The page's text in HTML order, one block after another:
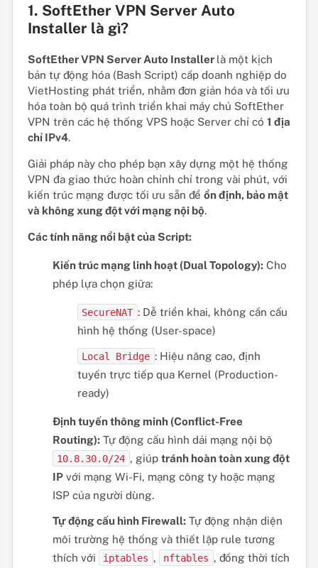
1. SoftEther VPN Server Auto
Installer là gì?
SoftEther VPN Server Auto Installer là một kịch
bản tự động hóa (Bash Script) cấp doanh nghiệp do
VietHosting phát triển, nhằm đơn giản hóa và tối ưu
hóa toàn bộ quá trình triển khai máy chủ SoftEther
VPN trên các hệ thống VPS hoặc Server chỉ có 1 địa
chỉ IPv4.
Giải pháp này cho phép bạn xây dựng một hệ thống
VPN đa giao thức hoàn chỉnh chỉ trong vài phút, với
kiến trúc mạng được tối ưu sẵn để ổn định, bảo mật
và không xung đột với mạng nội bộ.
Các tính năng nổi bật của Script:
Kiến trúc mạng linh hoạt (Dual Topology):Cho
phép lựa chọn giữa:
SecureNAT : Dễ triển khai, không cần cấu
hình hệ thống (User-space)
Local Bridge : Hiệu năng cao, định
tuyến trực tiếp qua Kernel (Production-
ready)
Định tuyến thông minh (Conflict-Free
Routing):Tự động cấu hình dải mạng nội bộ
10.8.30.0/24 , giúp tránh hoàn toàn xung đột
IPvới mạng Wi-Fi, mạng công ty hoặc mạng
ISP của người dùng.
Tự động cấu hình Firewall:Tự động nhận diện
môi trường hệ thống và thiết lập rule tương
thích với
iptables , nftables , đồng thời tích